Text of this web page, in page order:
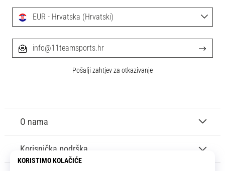
O nama
Korisnička podrška
EUR - Hrvatska (Hrvatski)
info@11teamsports.hr
Pošalji zahtjev za otkazivanje